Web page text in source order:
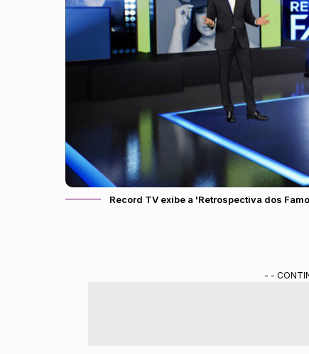
Record TV exibe a 'Retrospectiva dos
- -